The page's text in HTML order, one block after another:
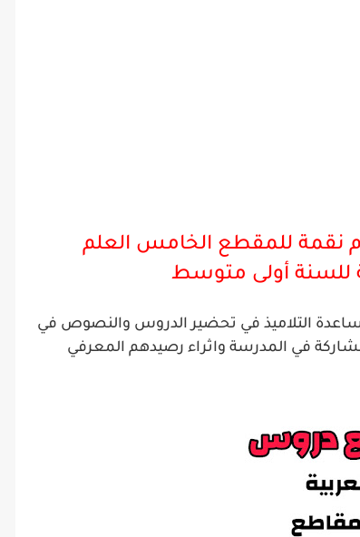
نقمة للمقطع الخامس العلم
للسنة أولى متوسط
مساعدة التلاميذ في تحضير الدروس والنصوص في
في المدرسة واثراء رصيدهم المعرفي